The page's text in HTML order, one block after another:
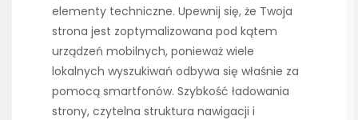
elementy techniczne. Upewnij się, że Twoja
strona jest zoptymalizowana pod kątem
urządzeń mobilnych, ponieważ wiele
lokalnych wyszukiwań odbywa się właśnie za
pomocą smartfonów. Szybkość ładowania
strony, czytelna struktura nawigacji i